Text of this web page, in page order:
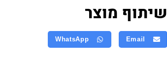
שיתוף מוצר
Email
WhatsApp